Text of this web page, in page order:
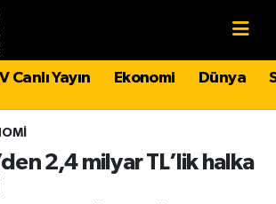
Canlı Yayın Ekonomi Dünya
2,4 milyar TL’lik halka
Vakitleri